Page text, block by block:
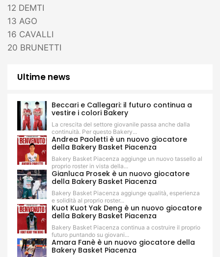
12 DEMTI
13 AGO
16 CAVALLI
20 BRUNETTI
Ultime news
Beccari e Callegari: il futuro continua a
vestire i colori Bakery
La crescita del settore giovanile passa anche dalla
continuità. Per questo Bakery...
Andrea Paoletti è un nuovo giocatore
della Bakery Basket Piacenza
Bakery Basket Piacenza aggiunge un nuovo tassello al
proprio roster in vista della...
Gianluca Prosek è un nuovo giocatore
della Bakery Basket Piacenza
Bakery Basket Piacenza aggiunge qualità, esperienza
e solidità al proprio roster...
Kuot Kuot Yak Deng è un nuovo giocatore
della Bakery Basket Piacenza
Bakery Basket Piacenza continua a costruire il proprio
futuro puntando su giovani...
Amara Fanè è un nuovo giocatore della
Bakery Basket Piacenza